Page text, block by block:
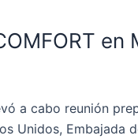
en
a cabo reunión
Unidos, Embajada